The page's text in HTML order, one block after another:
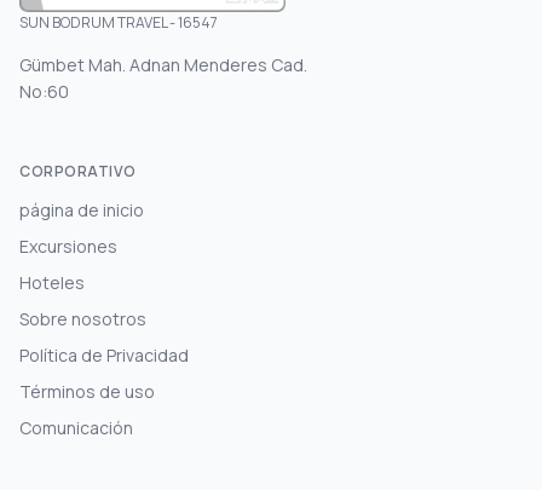
SUN BODRUM TRAVEL - 16547
Gümbet Mah. Adnan Menderes Cad.
No:60
CORPORATIVO
página de inicio
Excursiones
Hoteles
Sobre nosotros
Política de Privacidad
Términos de uso
Comunicación